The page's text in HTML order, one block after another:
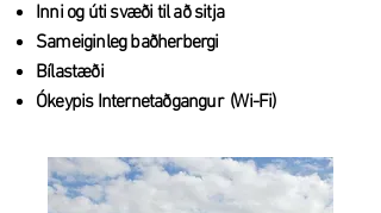
Inni og úti svæði til að sitja
Sameiginleg baðherbergi
Bílastæði
Ókeypis Internetaðgangur (Wi-Fi)